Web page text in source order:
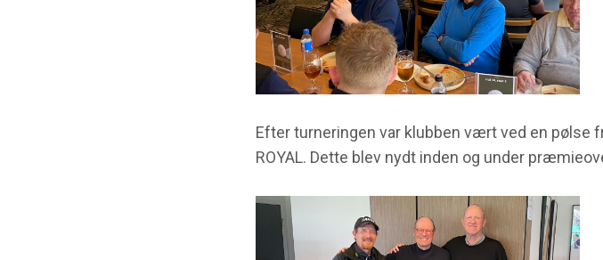
Efter turneringen var klubben vært ved en pølse
ROYAL. Dette blev nydt inden og under